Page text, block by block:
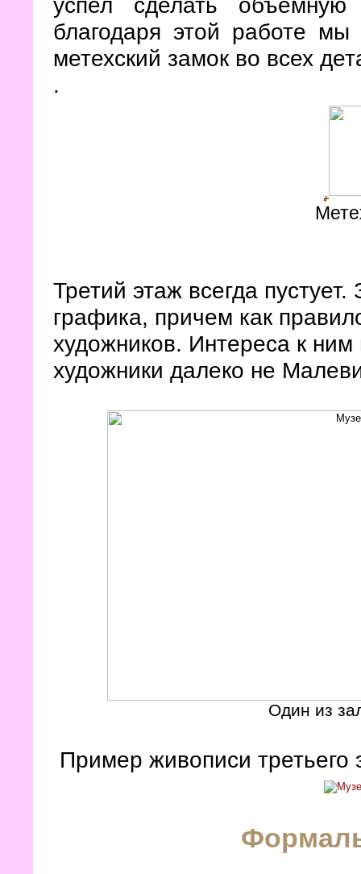
благодаря этой работе
метехский замок во всех
.
Третий этаж всегда
графика, причем как
художников. Интереса к
художники далеко не
Один из
Пример живописи третьего